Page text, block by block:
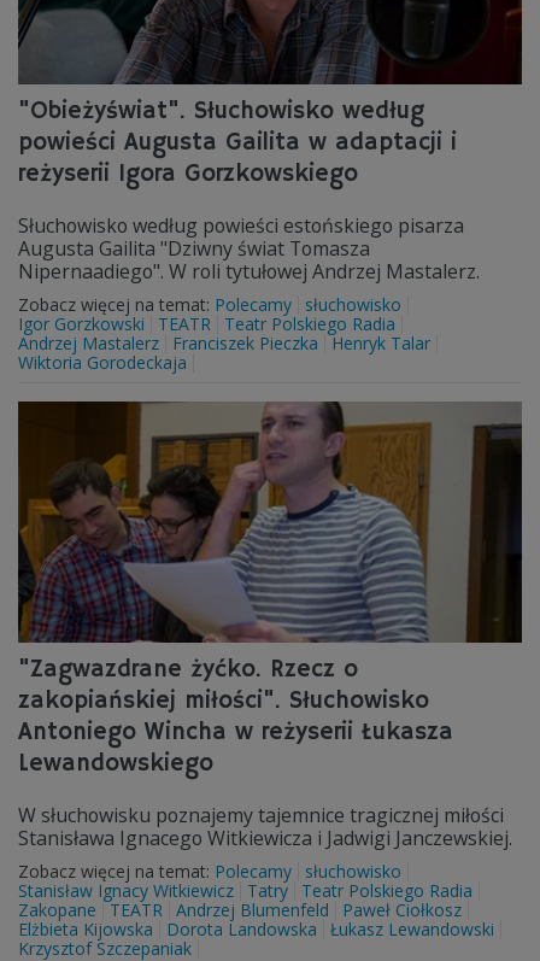
"Obieżyświat". Słuchowisko według
powieści Augusta Gailita w adaptacji i
reżyserii Igora Gorzkowskiego
Słuchowisko według powieści estońskiego pisarza
Augusta Gailita "Dziwny świat Tomasza
Nipernaadiego". W roli tytułowej Andrzej Mastalerz.
Zobacz więcej na temat: Polecamy
słuchowisko
Igor Gorzkowski
TEATR
Teatr Polskiego Radia
Andrzej Mastalerz
Franciszek Pieczka
Henryk Talar
Wiktoria Gorodeckaja
"Zagwazdrane żyćko. Rzecz o
zakopiańskiej miłości". Słuchowisko
Antoniego Wincha w reżyserii Łukasza
Lewandowskiego
W słuchowisku poznajemy tajemnice tragicznej miłości
Stanisława Ignacego Witkiewicza i Jadwigi Janczewskiej.
Zobacz więcej na temat: Polecamy
słuchowisko
Stanisław Ignacy Witkiewicz
Tatry
Teatr Polskiego Radia
Zakopane
TEATR Andrzej Blumenfeld
Paweł Ciołkosz
Elżbieta Kijowska
Dorota Landowska
Łukasz Lewandowski
Krzysztof Szczepaniak